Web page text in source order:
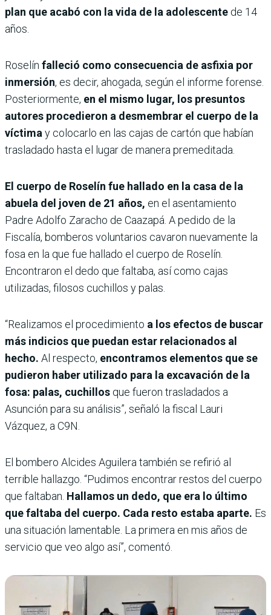
plan que acabó con la vida de la adolescente de 14
años.
Roselín falleció como consecuencia de asfixia por
inmersión, es decir, ahogada, según el informe forense.
Posteriormente, en el mismo lugar, los presuntos
autores procedieron a desmembrar el cuerpo de la
víctimay colocarlo en las cajas de cartón que habían
trasladado hasta el lugar de manera premeditada.
El cuerpo de Roselín fue hallado en la casa de la
abuela del joven de 21 años, en el asentamiento
Padre Adolfo Zaracho de Caazapá. A pedido de la
Fiscalía, bomberos voluntarios cavaron nuevamente la
fosa en la que fue hallado el cuerpo de Roselín.
Encontraron el dedo que faltaba, así como cajas
utilizadas, filosos cuchillos y palas.
“Realizamos el procedimiento a los efectos de buscar
más indicios que puedan estar relacionados al
hecho. Al respecto, encontramos elementos que se
pudieron haber utilizado para la excavación de la
fosa: palas, cuchillos que fueron trasladados a
Asunción para su análisis”, señaló la fiscal Lauri
Vázquez, a C9N.
El bombero Alcides Aguilera también se refirió al
terrible hallazgo. “Pudimos encontrar restos del cuerpo
que faltaban. Hallamos un dedo, que era lo último
que faltaba del cuerpo. Cada resto estaba aparte. Es
una situación lamentable. La primera en mis años de
servicio que veo algo así”, comentó.